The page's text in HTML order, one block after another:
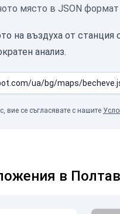
място в JSON формат
на въздуха от
анализ.
вие се съгласявате с нашите
в